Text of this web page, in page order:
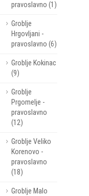
pravoslavno (1)
Groblje
Hrgovljani -
pravoslavno (6)
Groblje Kokinac
(9)
Groblje
Prgomelje -
pravoslavno
(12)
Groblje Veliko
Korenovo -
pravoslavno
(18)
Groblje Malo